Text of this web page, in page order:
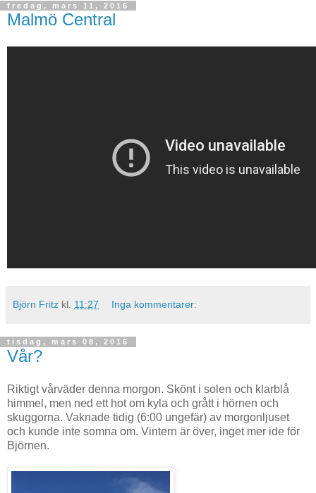
fredag, mars 11, 2016
Malmö Central
Björn Fritz kl. 11:27 Inga kommentarer:
tisdag, mars 08, 2016
Vår?
Riktigt vårväder denna morgon. Skönt i solen och klarblå
himmel, men ned ett hot om kyla och grått i hörnen och
skuggorna. Vaknade tidig (6:00 ungefär) av morgonljuset
och kunde inte somna om. Vintern är över, inget mer ide för
Björnen.